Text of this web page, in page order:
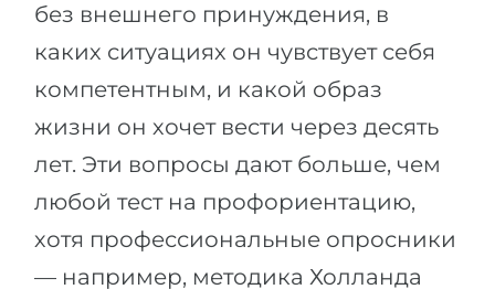
без внешнего принуждения, в
каких ситуациях он чувствует себя
компетентным, и какой образ
жизни он хочет вести через десять
лет. Эти вопросы дают больше, чем
любой тест на профориентацию,
хотя профессиональные опросники
— например, методика Холланда